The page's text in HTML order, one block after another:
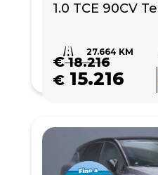
1.0 TCE 90CV
27.664 KM
€18.216
€ 15.216